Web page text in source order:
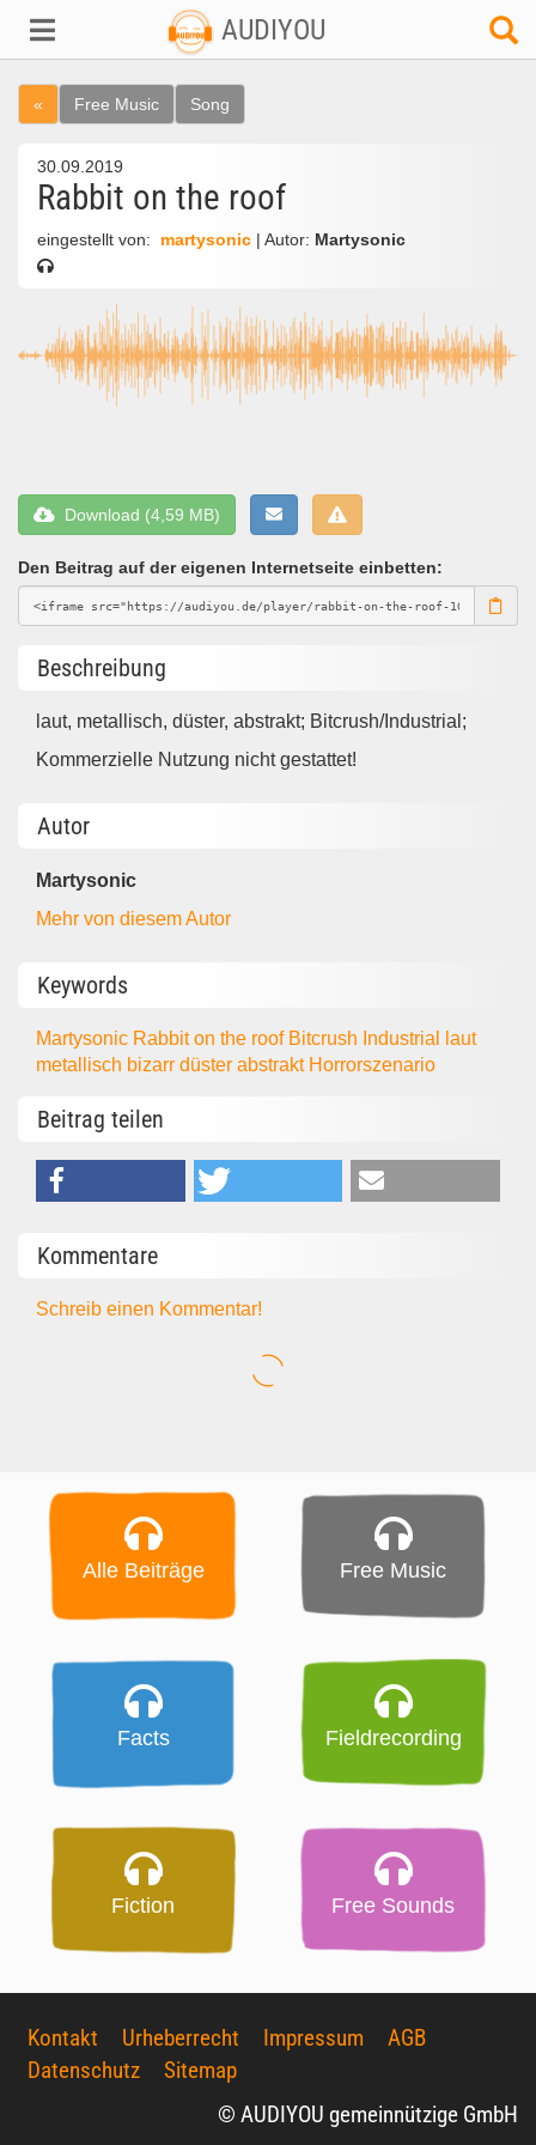
AUDIYOU
« Free Music Song
30.09.2019
Rabbit on the roof
eingestellt von: martysonic | Autor: Martysonic
Download (4,59 MB)
Den Beitrag auf der eigenen Internetseite einbetten:
Beschreibung
laut, metallisch, düster, abstrakt; Bitcrush/Industrial;
Kommerzielle Nutzung nicht gestattet!
Autor
Martysonic
Mehr von diesem Autor
Keywords
Martysonic Rabbit on the roof Bitcrush Industrial
laut
metallisch bizarrdüsterabstrakt Horrorszenario
Beitrag teilen
Kommentare
Schreib einen Kommentar!
Alle Beiträge Free Music
Facts Fieldrecording
Fiction Free Sounds
Kontakt Urheberrecht Impressum
AGB
Datenschutz
Sitemap
© AUDIYOU gemeinnützige GmbH